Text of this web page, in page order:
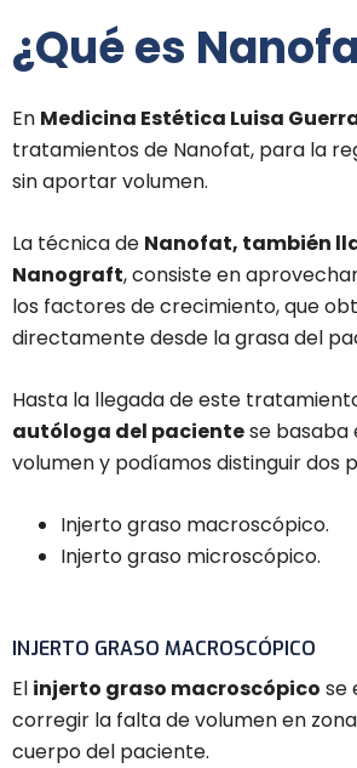
¿Qué es
En Medicina Estética Luisa
tratamientos de Nanofat, para la
sin aportar volumen.
La técnica de Nanofat, también
Nanograft, consiste en
los factores de crecimiento, que
directamente desde la grasa del
Hasta la llegada de este
autóloga del pacientese
volumen y podíamos distinguir dos
Injerto graso macroscópico.
Injerto graso microscópico.
INJERTO GRASO MACROSCÓPICO
El injerto graso macroscópico se
corregir la falta de volumen en
cuerpo del paciente.